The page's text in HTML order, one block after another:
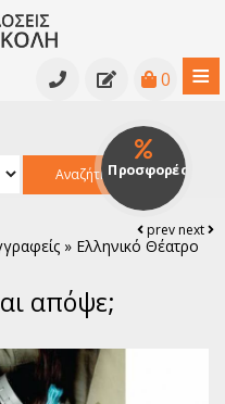
≡
0
Μελετήματα
Αναζήτηση
» Ελληνικό Θέατρο
απόψε;
prev next
Προσφορές